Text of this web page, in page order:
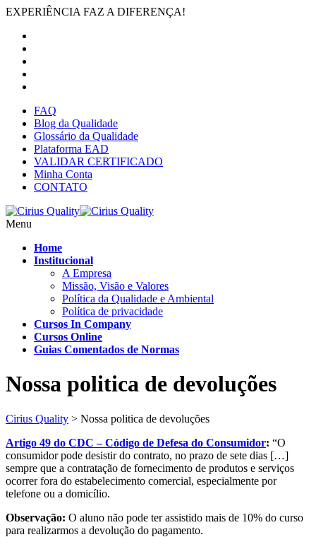
EXPERIÊNCIA FAZ A DIFERENÇA!
FAQ
Blog da Qualidade
Glossário da Qualidade
Plataforma EAD
VALIDAR CERTIFICADO
Minha Conta
CONTATO
Menu
Home
Institucional
A Empresa
Missão, Visão e Valores
Política da Qualidade e Ambiental
Política de privacidade
Cursos In Company
Cursos Online
Guias Comentados de Normas
Nossa politica de devoluções
Cirius Quality > Nossa politica de devoluções
Artigo 49 do CDC – Código de Defesa do Consumidor: “O
consumidor pode desistir do contrato, no prazo de sete dias […]
sempre que a contratação de fornecimento de produtos e serviços
ocorrer fora do estabelecimento comercial, especialmente por
telefone ou a domicílio.
Observação: O aluno não pode ter assistido mais de 10% do curso
para realizarmos a devolução do pagamento.